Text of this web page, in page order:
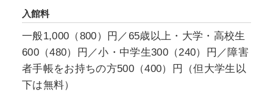
本展は、開館30周年の世田谷文学館において、
ドナルド・キーンの偉業とともに、あらためて
〈日本文学〉の魅力をお伝えするものです。
入館料
一般1,000（800）円／65歳以上・大学・高校生
600（480）円／小・中学生300（240）円／障害
者手帳をお持ちの方500（400）円（但大学生以
下は無料）